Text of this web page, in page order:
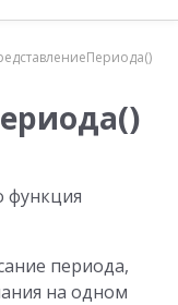
функция
периода,
на одном